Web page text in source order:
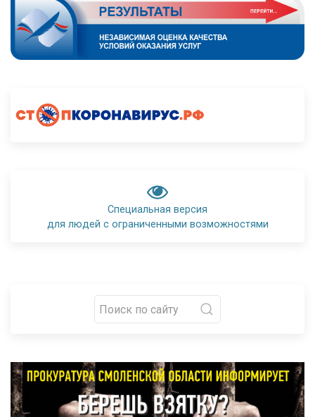
Специальная версия
для людей с ограниченными возможностями